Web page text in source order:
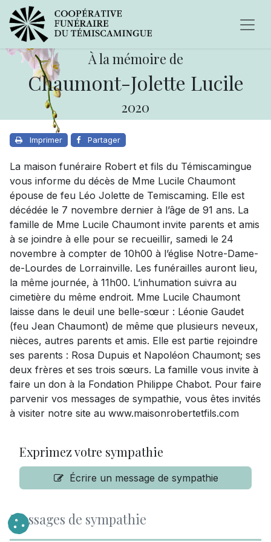
À la mémoire de
Chaumont-Jolette Lucile
2020
Imprimer Partager
La maison funéraire Robert et fils du Témiscamingue
vous informe du décès de Mme Lucile Chaumont
épouse de feu Léo Jolette de Temiscaming. Elle est
décédée le 7 novembre dernier à l’âge de 91 ans. La
famille de Mme Lucile Chaumont invite parents et amis
à se joindre à elle pour se recueillir, samedi le 24
novembre à compter de 10h00 à l’église Notre-Dame-
de-Lourdes de Lorrainville. Les funérailles auront lieu,
la même journée, à 11h00. L’inhumation suivra au
cimetière du même endroit. Mme Lucile Chaumont
laisse dans le deuil une belle-sœur : Léonie Gaudet
(feu Jean Chaumont) de même que plusieurs neveux,
nièces, autres parents et amis. Elle est partie rejoindre
ses parents : Rosa Dupuis et Napoléon Chaumont; ses
deux frères et ses trois sœurs. La famille vous invite à
faire un don à la Fondation Philippe Chabot. Pour faire
parvenir vos messages de sympathie, vous êtes invités
à visiter notre site au www.maisonrobertetfils.com
Exprimez votre sympathie
Écrire un message de sympathie
Messages de sympathie